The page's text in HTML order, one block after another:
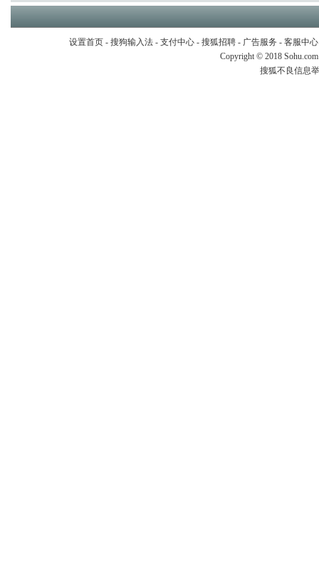
设置首页- 搜狗输入法- 支付中心- 搜狐招聘- 广告服务 - 客服中心
Copyright © 2018
搜狐不良信息